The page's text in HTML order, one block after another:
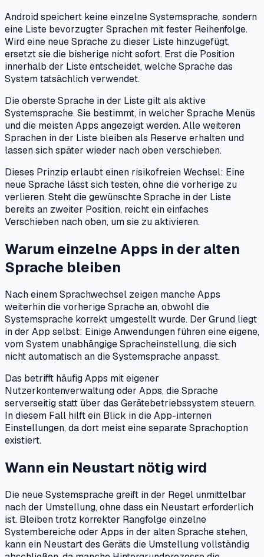
Android speichert keine einzelne Systemsprache, sondern
eine Liste bevorzugter Sprachen mit fester Reihenfolge.
Wird eine neue Sprache zu dieser Liste hinzugefügt,
ersetzt sie die bisherige nicht sofort. Erst die Position
innerhalb der Liste entscheidet, welche Sprache das
System tatsächlich verwendet.
Die oberste Sprache in der Liste gilt als aktive
Systemsprache. Sie bestimmt, in welcher Sprache Menüs
und die meisten Apps angezeigt werden. Alle weiteren
Sprachen in der Liste bleiben als Reserve erhalten und
lassen sich später wieder nach oben verschieben.
Dieses Prinzip erlaubt einen risikofreien Wechsel: Eine
neue Sprache lässt sich testen, ohne die vorherige zu
verlieren. Steht die gewünschte Sprache in der Liste
bereits an zweiter Position, reicht ein einfaches
Verschieben nach oben, um sie zu aktivieren.
Warum einzelne Apps in der alten
Sprache bleiben
Nach einem Sprachwechsel zeigen manche Apps
weiterhin die vorherige Sprache an, obwohl die
Systemsprache korrekt umgestellt wurde. Der Grund liegt
in der App selbst: Einige Anwendungen führen eine eigene,
vom System unabhängige Spracheinstellung, die sich
nicht automatisch an die Systemsprache anpasst.
Das betrifft häufig Apps mit eigener
Nutzerkontenverwaltung oder Apps, die Sprache
serverseitig statt über das Gerätebetriebssystem steuern.
In diesem Fall hilft ein Blick in die App-internen
Einstellungen, da dort meist eine separate Sprachoption
existiert.
Wann ein Neustart nötig wird
Die neue Systemsprache greift in der Regel unmittelbar
nach der Umstellung, ohne dass ein Neustart erforderlich
ist. Bleiben trotz korrekter Rangfolge einzelne
Systembereiche oder Apps in der alten Sprache stehen,
kann ein Neustart des Geräts die Umstellung vollständig